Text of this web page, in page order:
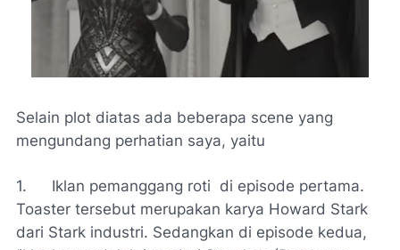
Selain plot diatas ada beberapa scene yang
mengundang perhatian saya, yaitu
1.
Iklan pemanggang roti di episode pertama.
Toaster tersebut merupakan karya Howard Stark
dari Stark industri. Sedangkan di episode kedua,